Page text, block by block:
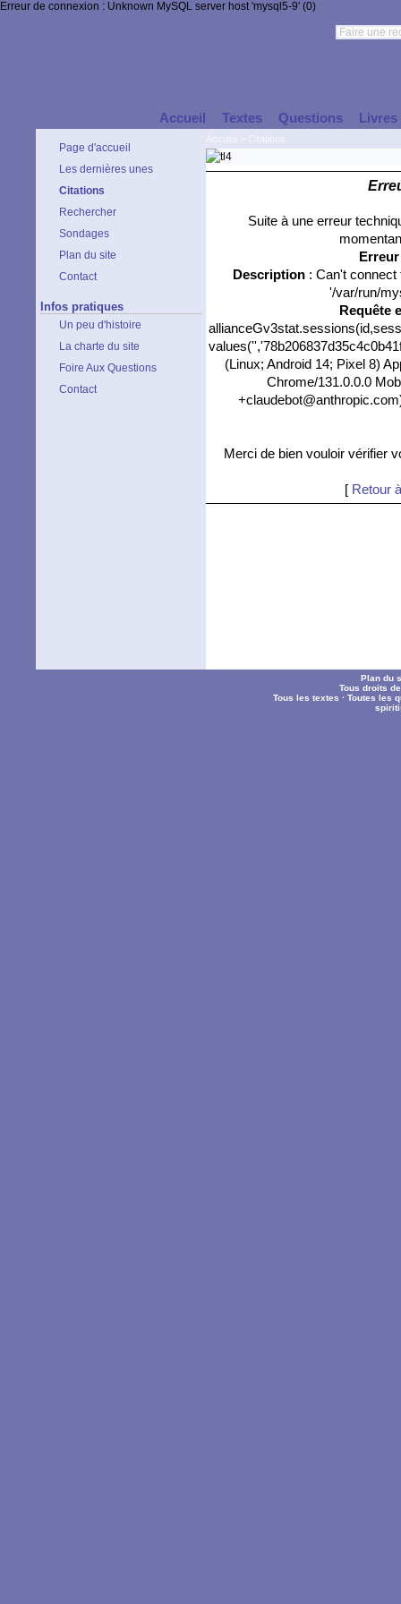
Erreur de connexion : Unknown MySQL server host 'mysql5-9' (0)
Accueil Textes Questions Livres
Page d'accueil
Les dernières unes
Citations
Rechercher
Sondages
Plan du site
Contact
Infos pratiques
Un peu d'histoire
La charte du site
Foire Aux Questions
Contact
Suite à une erreur
Description: Can't connect
'/var/run/
Requête
(Linux; Android 14; Pixel 8)
Chrome/131.0.0.0
Merci de bien vouloir vérifier
[ Retour
Plan du
Tous droits
Tous les textes ·Toutes les